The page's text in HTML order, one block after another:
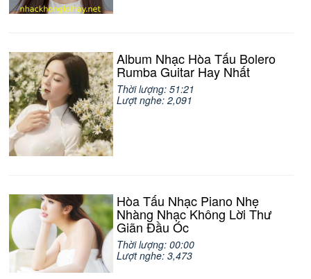
Album Nhạc Hòa Tấu Bolero
Rumba Guitar Hay Nhất
Thời lượng: 51:21
Lượt nghe: 2,091
Hòa Tấu Nhạc Piano Nhẹ
Nhàng Nhạc Không Lời Thư
Giãn Đầu Óc
Thời lượng: 00:00
Lượt nghe: 3,473